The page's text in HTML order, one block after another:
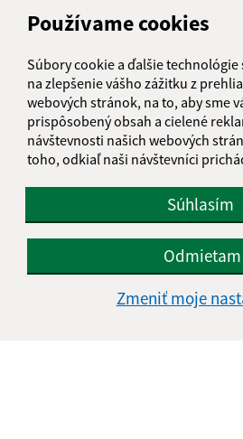
Používame cookies
Súbory cookie a ďalšie
na zlepšenie vášho zážitku z
webových stránok, na to, aby sme
prispôsobený obsah a cielené
návštevnosti našich webových
toho, odkiaľ naši návštevníci
Súhlasím
Odmietam
Zmeniť moje
Informácie o
Vyhlásenie o
Autorské